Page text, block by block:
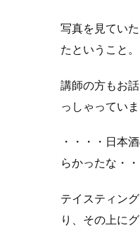
写真を見てい
たということ。
講師の方もお
っしゃっていま
・・・・日本
らかったな・・
テイスティン
り、その上に